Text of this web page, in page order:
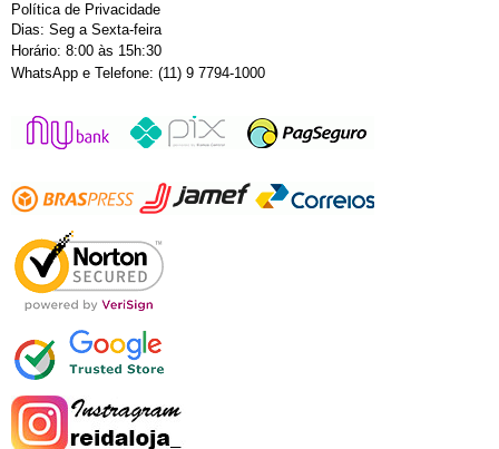
Política de Privacidade
Dias: Seg a Sexta-feira
Horário: 8:00 às 15h:30
WhatsApp e Telefone: (11) 9 7794-1000